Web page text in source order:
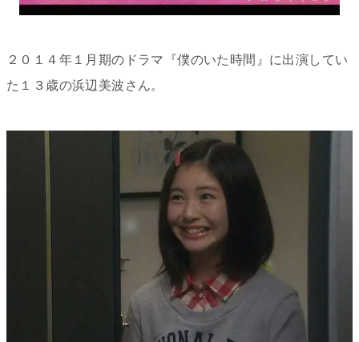
２０１４年１月期のドラマ『僕のいた時間』に出演してい
た１３歳の浜辺美波さん。